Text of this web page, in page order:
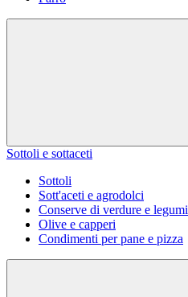
Sottoli e sottaceti
Sottoli
Sott'aceti e agrodolci
Conserve di verdure e legumi
Olive e capperi
Condimenti per pane e pizza